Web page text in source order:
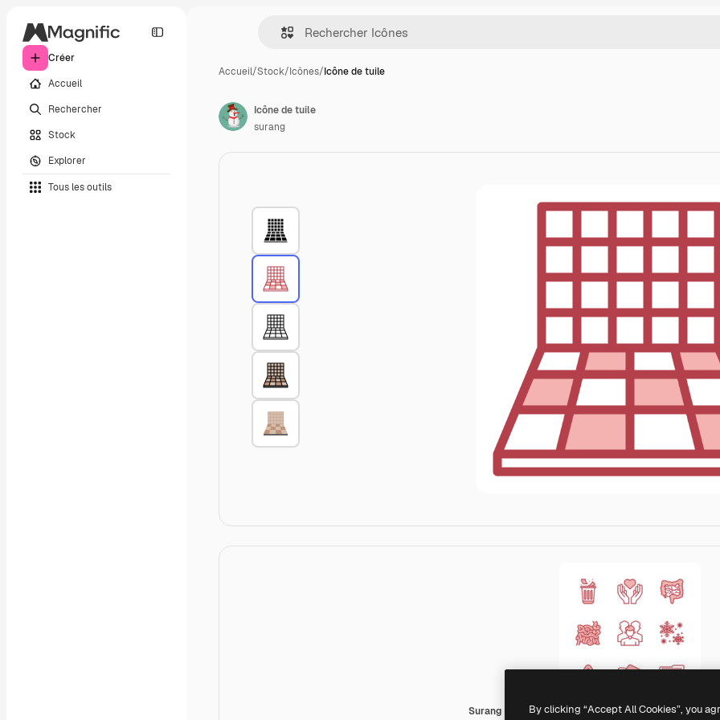
Créer
Accueil
Rechercher
Stock
Explorer
Tous les outils
Accueil/Stock/Icônes/Icône de tuile
Surang Red
Icône de tuile
surang
By clicking “Accept All Cookies”, you